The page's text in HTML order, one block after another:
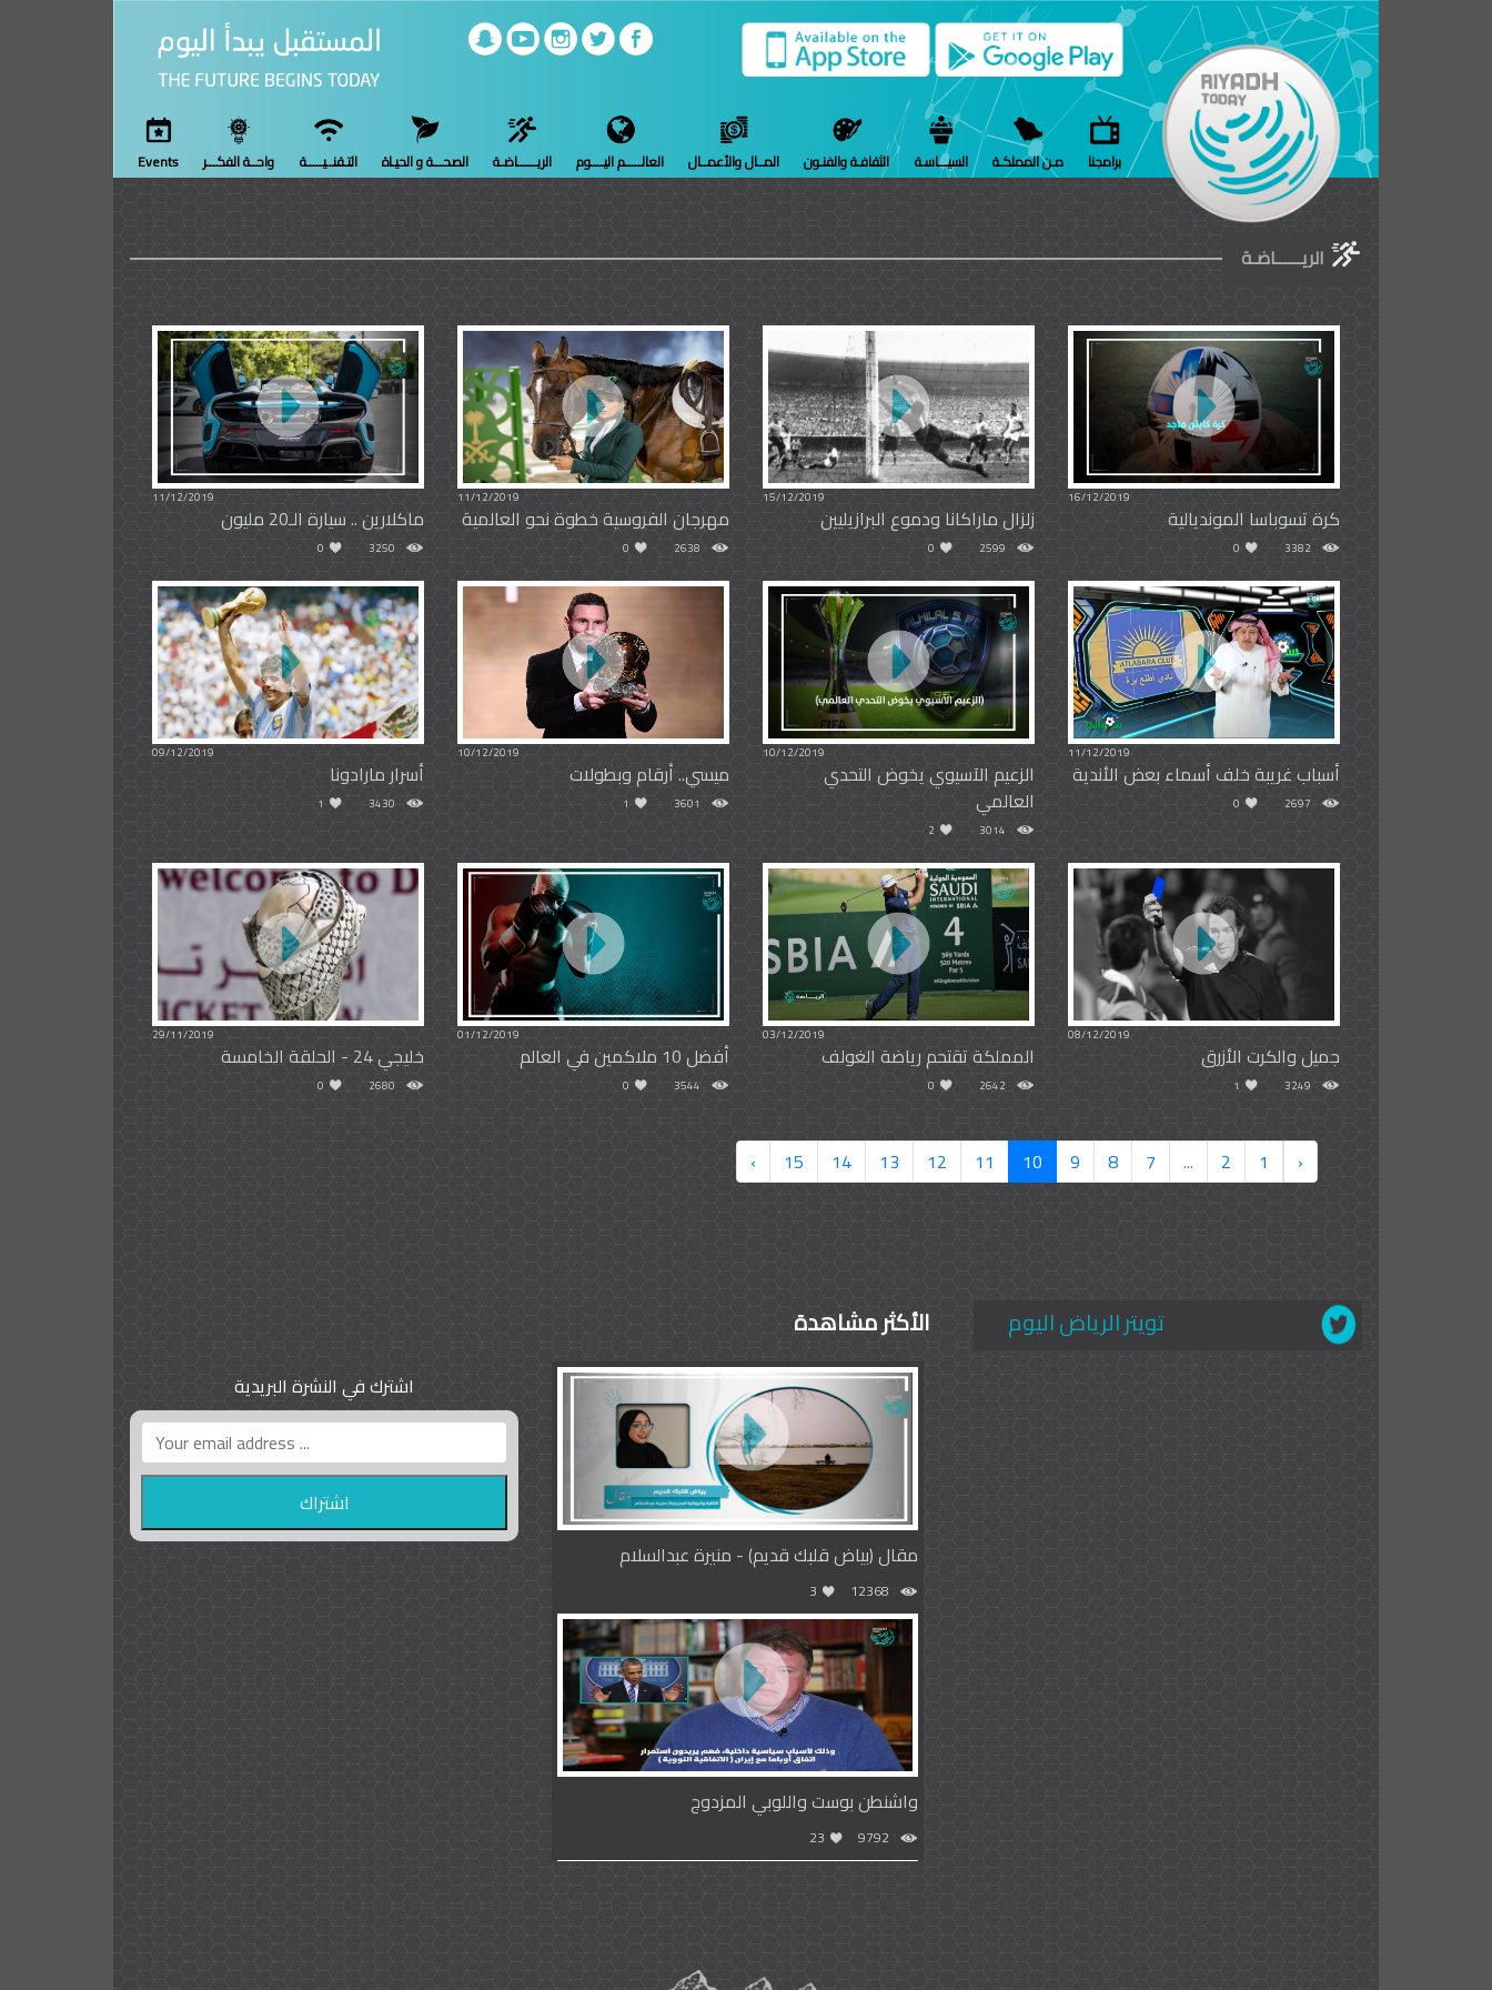
برامجنا مـن المملكـة السيـــاسـة الثقافـة والفنـون المــال والأعمــال العالـــــم اليــــوم الريــــــاضـة الصحـــة و الحيـاة التـقنــيـــــة واحــة الفكـــر Events
الريــــــاضـة
16/12/2019
كرة تسوباسا المونديالية
3382
0
15/12/2019
زلزال ماراكانا ودموع البرازيليين
2599
0
11/12/2019
مهرجان الفروسية خطوة نحو العالمية
2638
0
11/12/2019
ماكلارين .. سيارة الـ20 مليون
3250
0
11/12/2019
أسباب غريبة خلف أسماء بعض الأندية
2697
0
10/12/2019
الزعيم الآسيوي يخوض التحدي
العالمي
3014
2
10/12/2019
ميسي.. أرقام وبطولات
3601
1
09/12/2019
أسرار مارادونا
3430
1
08/12/2019
جميل والكرت الأزرق
3249
1
03/12/2019
المملكة تقتحم رياضة الغولف
2642
0
01/12/2019
أفضل 10 ملاكمين في العالم
3544
0
29/11/2019
خليجي 24 - الحلقة الخامسة
2680
0
‹
1
2
...
7
8
9
10
11
12
13
14
15
›
تويتر الرياض اليوم الأكثر مشاهدة
مقال (بياض قلبك قديم) - منيرة عبدالسلام
12368
3
واشنطن بوست واللوبي المزدوج
9792
23
اشترك في النشرة البريدية